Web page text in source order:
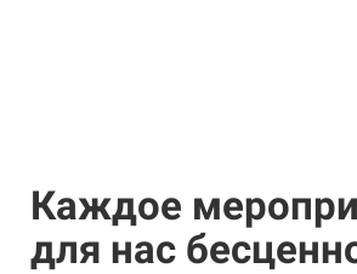
Каждое
для нас